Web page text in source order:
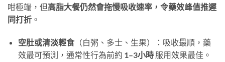
咁極端，但高脂大餐仍然會拖慢吸收速率，令藥效峰值推遲
同打折 。
空肚或清淡輕食（白粥、多士、生果）：吸收最順，藥
效最可預測，通常性行為前約 1–3小時​ 服用效果最佳。